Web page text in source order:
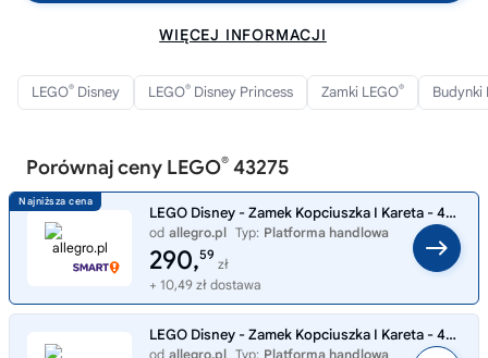
WIĘCEJ INFORMACJI
LEGO® Disney LEGO® Disney Princess Zamki LEGO® Budynki
Porównaj ceny LEGO® 43275
LEGO Disney - Zamek Kopciuszka I Kareta - 43275
od allegro.pl Typ: Platforma handlowa
290,59
zł
+ 10,49 zł dostawa
LEGO Disney - Zamek Kopciuszka I Kareta - 43275
od allegro.pl Typ: Platforma handlowa